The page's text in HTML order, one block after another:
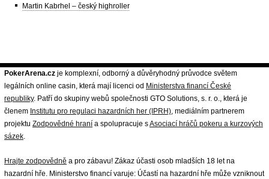
Martin Kabrhel – český highroller
PokerArena.cz je komplexní, odborný a důvěryhodný průvodce světem
legálních online casin, která mají licenci od Ministerstva financí České
republiky. Patří do skupiny webů společnosti GTO Solutions, s. r. o., která je
členem Institutu pro regulaci hazardních her (IPRH), mediálním partnerem
projektu Zodpovědné hraní a spolupracuje sAsociací hráčů pokeru a kurzových
sázek.
Hrajte zodpovědně a pro zábavu! Zákaz účasti osob mladších 18 let na
hazardní hře. Ministerstvo financí varuje: Účastí na hazardní hře může vzniknout